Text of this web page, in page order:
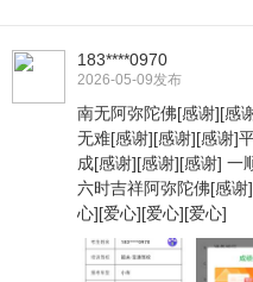
183****0970
2026-05-09发布
南无阿弥陀佛[感谢][感
无难[感谢][感谢][感谢]
成[感谢][感谢][感谢] 一
六时吉祥阿弥陀佛[感
心][爱心][爱心][爱心]